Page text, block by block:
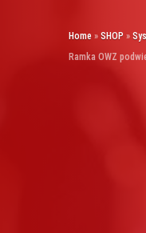
Home » SHOP »
Ramka OWZ